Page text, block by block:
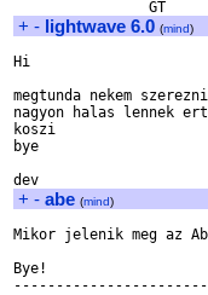
+ - lightwave 6.0 (mind)
Hi
megtunda nekem
nagyon halas lennek
koszi
bye
+ - abe (mind)
Mikor jelenik meg az
Bye!